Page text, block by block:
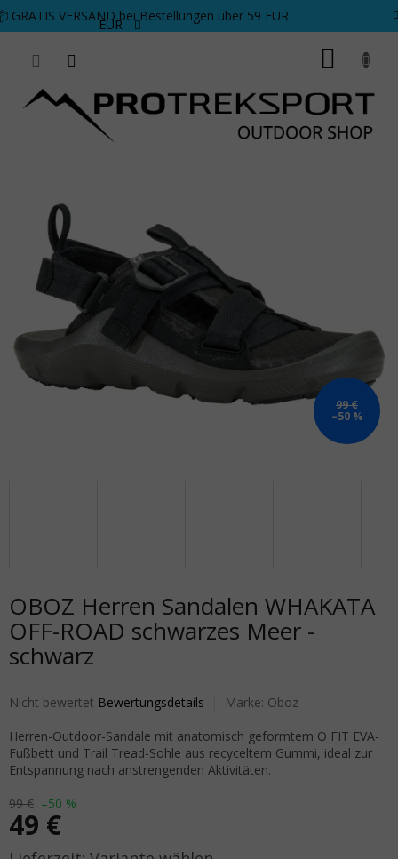
Zum Inhalt springen
GRATIS VERSAND bei Bestellungen über 59 EUR
EUR
99 €
–50 %
OBOZ Herren Sandalen WHAKATA
OFF-ROAD schwarzes Meer -
schwarz
Die durchschnittliche Produktbewertung ist 0,0 von 5 Sternen.
Nicht bewertet Bewertungsdetails Marke: Oboz
99 € –50 %
49 €
Verkaufspreis:
Herren-Outdoor-Sandale mit anatomisch geformtem O FIT EVA-
Fußbett und Trail Tread-Sohle aus recyceltem Gummi, ideal zur
Entspannung nach anstrengenden Aktivitäten.